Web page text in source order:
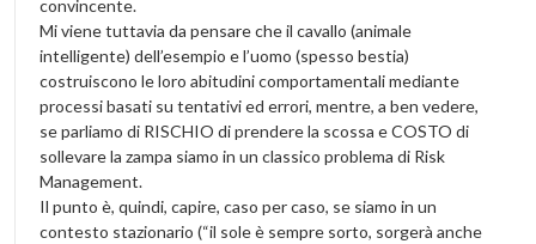
convincente.
Mi viene tuttavia da pensare che il cavallo (animale
intelligente) dell’esempio e l’uomo (spesso bestia)
costruiscono le loro abitudini comportamentali mediante
processi basati su tentativi ed errori, mentre, a ben vedere,
se parliamo di RISCHIO di prendere la scossa e COSTO di
sollevare la zampa siamo in un classico problema di Risk
Management.
Il punto è, quindi, capire, caso per caso, se siamo in un
contesto stazionario (“il sole è sempre sorto, sorgerà anche